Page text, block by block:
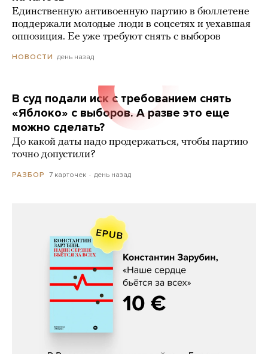
Единственную антивоенную партию в бюллетене
поддержали молодые люди в соцсетях и уехавшая
оппозиция. Ее уже требуют снять с выборов
НОВОСТИ день назад
В суд подали иск с требованием снять
«Яблоко» с выборов. А разве это еще
можно сделать?
До какой даты надо продержаться, чтобы партию
точно допустили?
РАЗБОР 7 карточек день назад
Константин Зарубин, «Наше сердце